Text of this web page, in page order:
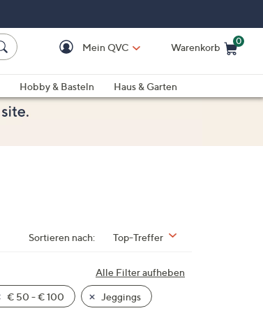
Mein QVC Warenkorb
0
Hobby & Basteln
Haus & Garten
Sortieren nach: Top-Treffer
Alle Filter aufheben
€ 50 - € 100 Jeggings